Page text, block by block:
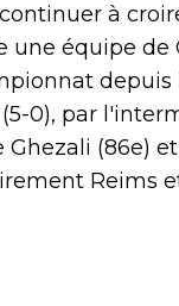
à
une équipe
depuis
0), par
(86e)
Reims